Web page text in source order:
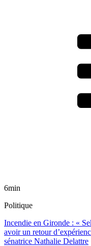
6min
Politique
Incendie en Gironde : «
avoir un retour
sénatrice Nathalie Delattre